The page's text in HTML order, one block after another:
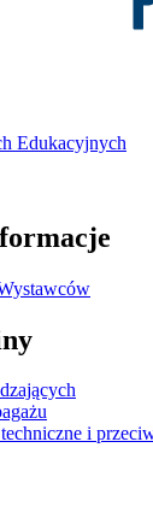
Edukacyjnych
i